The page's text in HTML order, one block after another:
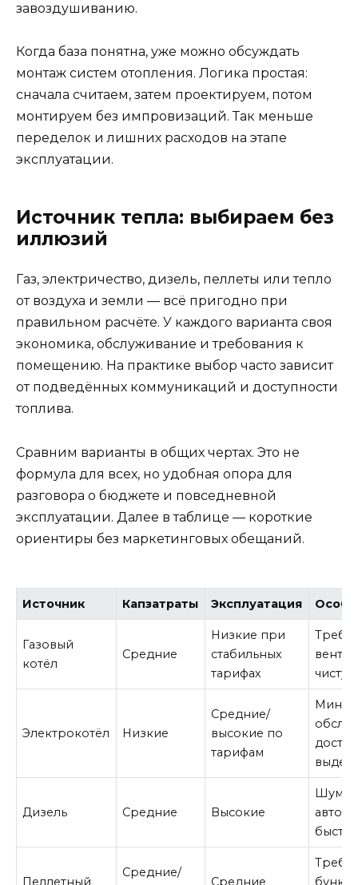
завоздушиванию.
Когда база понятна, уже можно обсуждать
монтаж систем отопления. Логика простая:
сначала считаем, затем проектируем, потом
монтируем без импровизаций. Так меньше
переделок и лишних расходов на этапе
эксплуатации.
Источник тепла: выбираем без
иллюзий
Газ, электричество, дизель, пеллеты или тепло
от воздуха и земли — всё пригодно при
правильном расчёте. У каждого варианта своя
экономика, обслуживание и требования к
помещению. На практике выбор часто зависит
от подведённых коммуникаций и доступности
топлива.
Сравним варианты в общих чертах. Это не
формула для всех, но удобная опора для
разговора о бюджете и повседневной
эксплуатации. Далее в таблице — короткие
ориентиры без маркетинговых обещаний.
Источник Капзатраты Эксплуатация
Газовый
котёл
Средние
Низкие при
стабильных
тарифах
Электрокотёл Низкие
Средние/
высокие по
тарифам
Дизель Средние Высокие
Шум,
Пеллетный
Средние/
Средние